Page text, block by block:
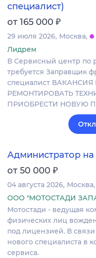
специалист)
от 165 000 ₽
29 июля 2026 Москва
Лидрем
В Сервисный центр по
требуется Заправщик
специалист
РЕМОНТИРОВАТЬ
ПРИОБРЕСТИ НОВУЮ
Администратор
от 50 000 ₽
04 августа 2026 Москва
ООО "МОТОСТАДИ
Мотостади - ведущая
физических лиц
под лицензией. В
нового специалиста в
сервиса.